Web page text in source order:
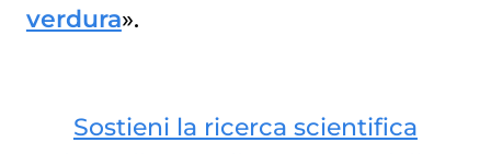
verdura».
Sostieni la ricerca scientifica